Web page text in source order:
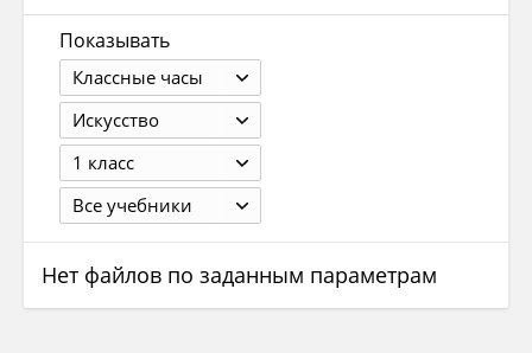
Показывать
Классные часы
Искуcство
1 класс
Все учебники
Нет файлов по заданным параметрам